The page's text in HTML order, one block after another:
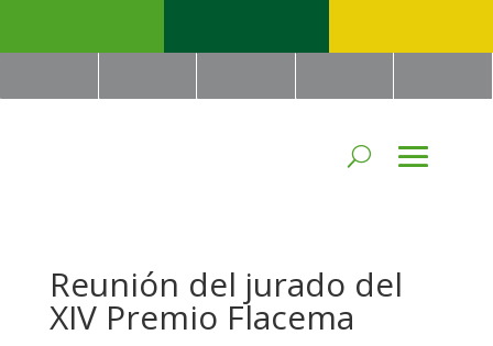
Reunión del jurado del
XIV Premio Flacema